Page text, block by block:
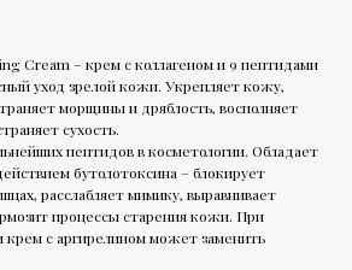
Cream – крем с коллагеном и 9 пептидами
уход зрелой кожи. Укрепляет кожу,
морщины и дряблость, восполняет
сухость.
пептидов в косметологии. Обладает
бутолотоксина – блокирует
расслабляет мимику, выравнивает
процессы старения кожи. При
крем с аргирелином может заменить